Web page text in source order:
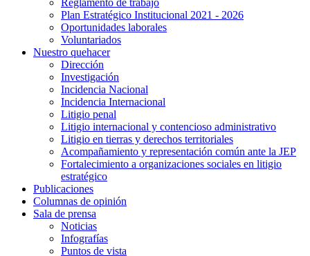
Reglamento de trabajo
Plan Estratégico Institucional 2021 - 2026
Oportunidades laborales
Voluntariados
Nuestro quehacer
Dirección
Investigación
Incidencia Nacional
Incidencia Internacional
Litigio penal
Litigio internacional y contencioso administrativo
Litigio en tierras y derechos territoriales
Acompañamiento y representación común ante la JEP
Fortalecimiento a organizaciones sociales en litigio
estratégico
Publicaciones
Columnas de opinión
Sala de prensa
Noticias
Infografías
Puntos de vista